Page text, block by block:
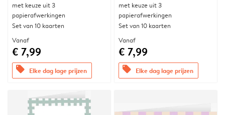
met keuze uit 3
papierafwerkingen
Set van 10 kaarten
Vanaf
€ 7,99
offers Elke dag lage prijzen
met keuze uit 3
papierafwerkingen
Set van 10 kaarten
Vanaf
€ 7,99
offers Elke dag lage prijzen